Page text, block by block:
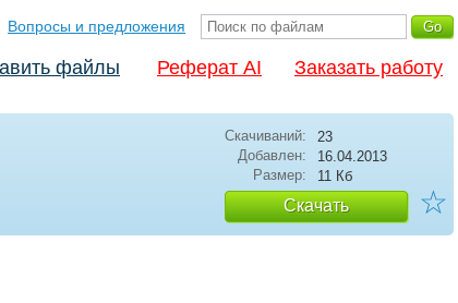
Вопросы и предложения
файлы Реферат AI Заказать работу
Скачиваний:
23
Добавлен:
16.04.2013
Размер:
11 Кб
Скачать ☆